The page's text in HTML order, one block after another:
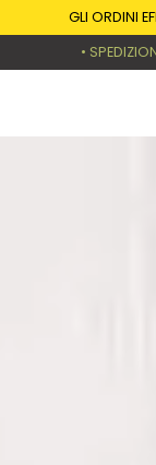
GLI ORDINI
• SPEDIZIONE